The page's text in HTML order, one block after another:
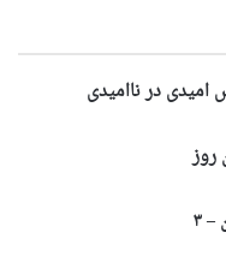
در ناامیدی
روز
۳